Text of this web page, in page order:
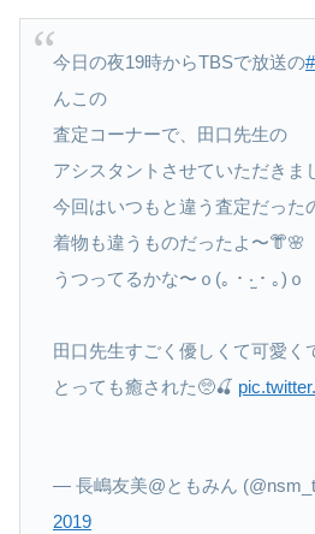
今日の夜19時からTBSで放送の
んこの
査定コーナーで、田口先生の
アシスタントさせていただきま
今回はいつもと違う査定だった
着物も違うものだったよ〜👘🌸
うつってるかな〜ｏ(｡・‧̫・｡)ｏ
田口先生すごく優しくて可愛く
とっても癒された🥺🍒
— 長嶋友美@ともみん
2019